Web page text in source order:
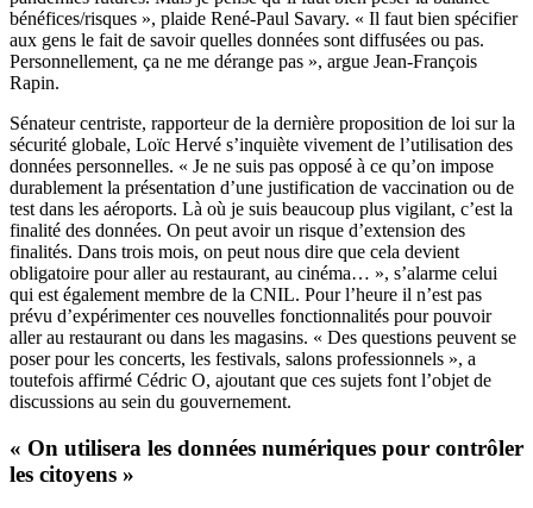
bénéfices/risques », plaide René-Paul Savary. « Il faut bien spécifier
aux gens le fait de savoir quelles données sont diffusées ou pas.
Personnellement, ça ne me dérange pas », argue Jean-François
Rapin.
Sénateur centriste, rapporteur de la dernière proposition de loi sur la
sécurité globale, Loïc Hervé s’inquiète vivement de l’utilisation des
données personnelles. « Je ne suis pas opposé à ce qu’on impose
durablement la présentation d’une justification de vaccination ou de
test dans les aéroports. Là où je suis beaucoup plus vigilant, c’est la
finalité des données. On peut avoir un risque d’extension des
finalités. Dans trois mois, on peut nous dire que cela devient
obligatoire pour aller au restaurant, au cinéma… », s’alarme celui
qui est également membre de la CNIL. Pour l’heure il n’est pas
prévu d’expérimenter ces nouvelles fonctionnalités pour pouvoir
aller au restaurant ou dans les magasins. « Des questions peuvent se
poser pour les concerts, les festivals, salons professionnels », a
toutefois affirmé Cédric O, ajoutant que ces sujets font l’objet de
discussions au sein du gouvernement.
« On utilisera les données numériques pour contrôler
les citoyens »